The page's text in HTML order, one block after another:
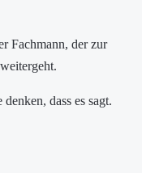
Fachmann, der zur
dass es sagt.